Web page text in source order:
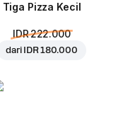
Tiga Pizza Kecil
IDR 222.000
dari IDR 180.000